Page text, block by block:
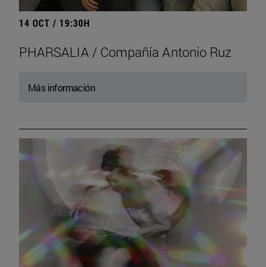
14 OCT / 19:30H
PHARSALIA / Compañía Antonio Ruz
Más información